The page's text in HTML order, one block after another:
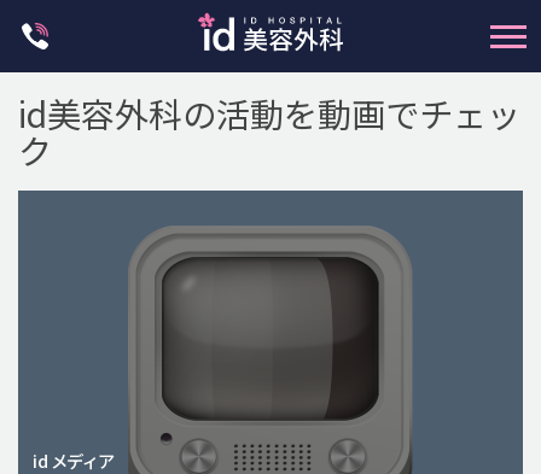
脂肪注入(アンチエイジング)
id美容外科の活動を動画でチェッ
ク
id メディア